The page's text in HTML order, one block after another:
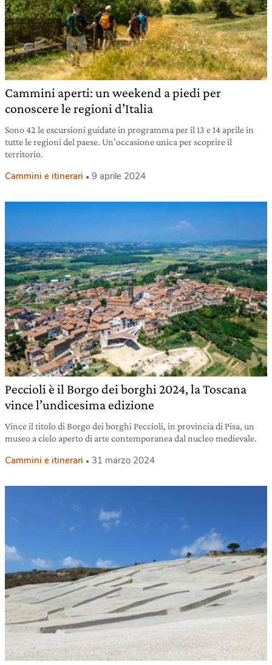
Cammini aperti: un weekend a piedi per
conoscere le regioni d’Italia
Sono 42 le escursioni guidate in programma per il 13 e 14 aprile in
tutte le regioni del paese. Un’occasione unica per scoprire il
territorio.
Cammini e itinerari 9 aprile 2024
Peccioli è il Borgo dei borghi 2024, la Toscana
vince l’undicesima edizione
Vince il titolo di Borgo dei borghi Peccioli, in provincia di Pisa, un
museo a cielo aperto di arte contemporanea dal nucleo medievale.
Cammini e itinerari 31 marzo 2024